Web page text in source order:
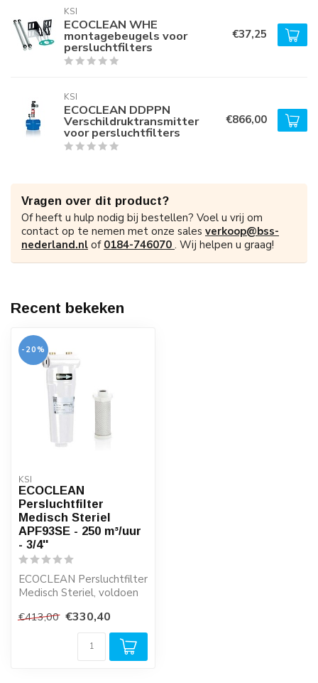
KSI
ECOCLEAN WHE
montagebeugels voor
persluchtfilters
€37,25
KSI
ECOCLEAN DDPPN
Verschildruktransmitter
voor persluchtfilters
€866,00
Vragen over dit product?
Of heeft u hulp nodig bij bestellen? Voel u vrij om
contact op te nemen met onze sales verkoop@bss-
nederland.nl of 0184-746070 . Wij helpen u graag!
Recent bekeken
-20%
KSI
ECOCLEAN
Persluchtfilter
Medisch Steriel
APF93SE - 250 m³/uur
- 3/4''
ECOCLEAN Persluchtfilter
Medisch Steriel, voldoen
kwaliteitseisen...
€413,00 €330,40